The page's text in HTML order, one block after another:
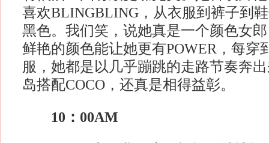
喜欢BLINGBLING，从衣服到裤子到
黑色。我们笑，说她真是一个颜色女
鲜艳的颜色能让她更有POWER，每穿
服，她都是以几乎蹦跳的走路节奏奔
岛搭配COCO，还真是相得益彰。
10：00AM